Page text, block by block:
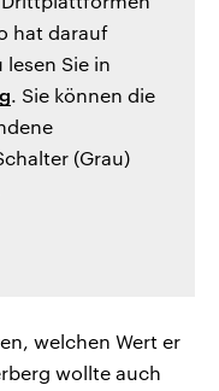
hat darauf
lesen Sie in
. Sie können die
(Grau)
welchen Wert er
wollte auch